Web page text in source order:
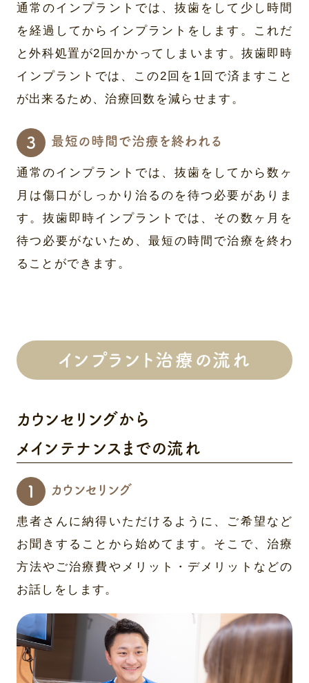
通常のインプラントでは、抜歯をして少し時間
を経過してからインプラントをします。これだ
と外科処置が2回かかってしまいます。抜歯即時
インプラントでは、この2回を1回で済ますこと
が出来るため、治療回数を減らせます。
最短の時間で治療を終われる
通常のインプラントでは、抜歯をしてから数ヶ
月は傷口がしっかり治るのを待つ必要がありま
す。抜歯即時インプラントでは、その数ヶ月を
待つ必要がないため、最短の時間で治療を終わ
ることができます。
インプラント治療の流れ
カウンセリングから
メインテナンスまでの流れ
カウンセリング
患者さんに納得いただけるように、ご希望など
お聞きすることから始めてます。そこで、治療
方法やご治療費やメリット・デメリットなどの
お話しをします。